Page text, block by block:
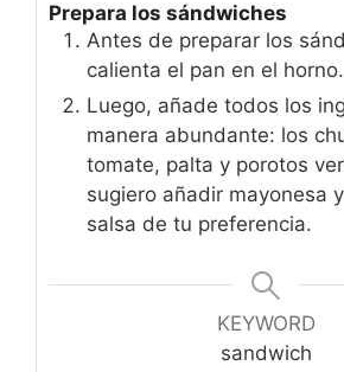
Prepara los sándwiches
Antes de preparar los
calienta el pan en el horno.
Luego, añade todos los
manera abundante: los
tomate, palta y porotos
sugiero añadir mayonesa
salsa de tu preferencia.
KEYWORD
sandwich